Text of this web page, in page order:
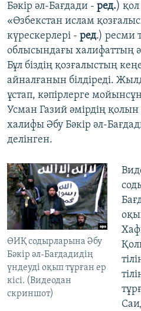
Бәкір әл-Бағдади - ред.)
«Өзбекстан ислам
күрескерлері - ред.) ресми
облысындағы халифаттың
Бұл біздің қозғалыстың
айналғанын білдіреді.
ұстап, кәпірлерге
Усман Газий әмірдің
халифы Әбу Бәкір әл-
делінген.
ӨИҚ содырларына Әбу
Бәкір әл-Бағдадидің
үндеуді оқып тұрған ер
кісі. (Видеодан
скриншот)